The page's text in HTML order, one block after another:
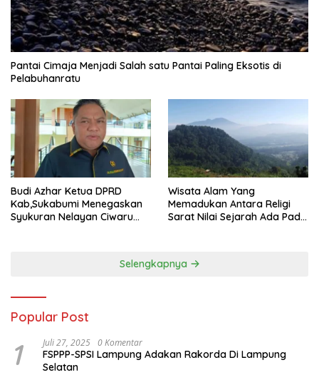
Pantai Cimaja Menjadi Salah satu Pantai Paling Eksotis di
Pelabuhanratu
Budi Azhar Ketua DPRD
Kab,Sukabumi Menegaskan
Syukuran Nelayan Ciwaru
Wisata Alam Yang
Memadukan Antara Religi
Sarat Nilai Sejarah Ada Pada
Selengkapnya
Popular Post
1 Juli 27, 2025 0 Komentar
FSPPP-SPSI Lampung Adakan Rakorda Di Lampung
Selatan